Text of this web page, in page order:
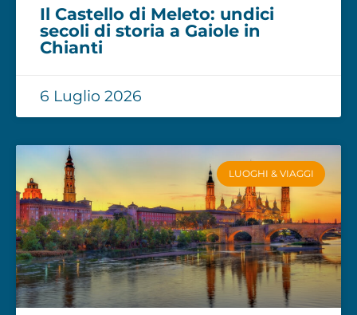
Il Castello di Meleto: undici
secoli di storia a Gaiole in
Chianti
6 Luglio 2026
LUOGHI & VIAGGI